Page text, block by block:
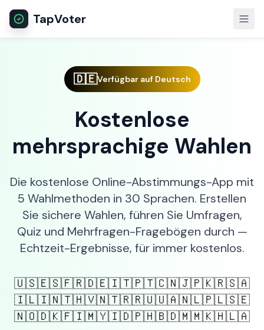
TapVoter
🇩🇪Verfügbar auf Deutsch
Kostenlose
mehrsprachige Wahlen
Die kostenlose Online-Abstimmungs-App mit
5 Wahlmethoden in 30 Sprachen. Erstellen
Sie sichere Wahlen, führen Sie Umfragen,
Quiz und Mehrfragen-Fragebögen durch —
Echtzeit-Ergebnisse, für immer kostenlos.
🇺🇸🇪🇸🇫🇷🇩🇪🇮🇹🇵🇹🇨🇳🇯🇵🇰🇷🇸🇦
🇮🇱🇮🇳🇹🇭🇻🇳🇹🇷🇷🇺🇺🇦🇳🇱🇵🇱🇸🇪
🇳🇴🇩🇰🇫🇮🇲🇾🇮🇩🇵🇭🇧🇩🇲🇲🇰🇭🇱🇦